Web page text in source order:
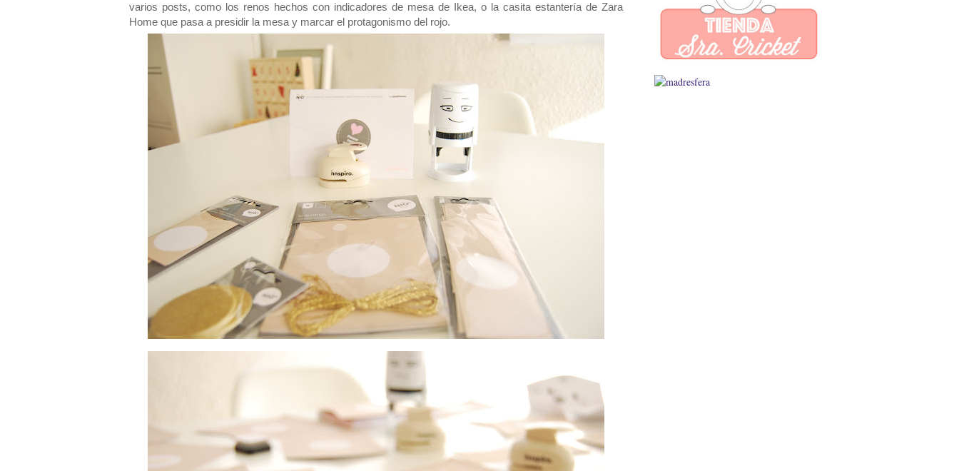
varios posts, como los renos hechos con indicadores de mesa de Ikea, o la casita estantería de Zara
Home que pasa a presidir la mesa y marcar el protagonismo del rojo.